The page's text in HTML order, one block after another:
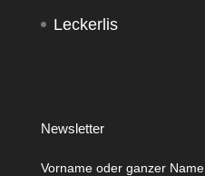
Leckerlis
Newsletter
Vorname oder ganzer Name